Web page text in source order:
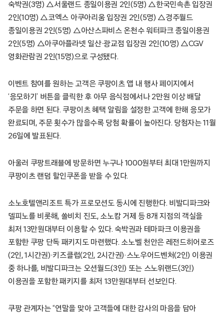
숙박권(3명) △서울랜드 종일이용권 2인(5명) △한국민속촌 입장권
2인(10명) △코엑스 아쿠아리움 입장권 2인(5명) △경주월드
종일이용권 2인(5명) △아산스파비스 온천수 워터파크 종일이용권
2인(5명) △아쿠아플라넷 일산·광교점 입장권 2인(10명) △CGV
영화관람권 2인(15명)으로 구성됐다.
이벤트 참여를 원하는 고객은 쿠팡이츠 앱 내 행사 페이지에서
‘응모하기’ 버튼을 클릭한 후 아무 음식점에서나 2만원 이상 배달
주문을 하면 된다. 쿠팡이츠 혜택 알림을 설정한 고객에 한해 응모가
완료되며, 주문 횟수가 많을수록 당첨 확률이 높아진다. 당첨자는 11월
26일에 발표된다.
아울러 쿠팡트래블에 방문하면 누구나 1000원부터 최대 1만원까지
쿠팡이츠 랜덤 할인쿠폰을 받을 수 있다.
소노호텔앤리조트 특가 프로모션도 동시에 진행한다. 비발디파크와
델피노를 비롯해, 쏠비치 진도, 소노캄 거제 등 8개 지점의 객실을
최저 13만원대부터 이용할 수 있다. 숙박권과 테마파크 이용권을
포함한 쿠팡 단독 패키지도 마련했다. 소노벨 천안은 레전드히어로즈
(2인, 1시간권)·키즈클럽(2인, 2시간권)·스노우어드벤처(2인) 이용권
중 하나를, 비발디파크는 오션월드(3인) 또는 스노위랜드(3인)
이용권을 포함한 패키지를 최저 13만원대부터 선보인다.
쿠팡 관계자는 “연말을 맞아 고객들에 대한 감사의 마음을 담아